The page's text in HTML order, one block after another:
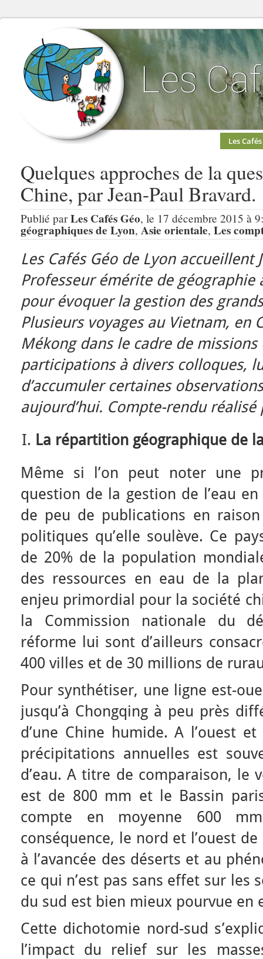
Les Cafés
Quelques approches de la
Chine, par Jean-Paul Bravard.
Publié parLes Cafés Géo, le 17 décembre 2015 à
géographiques de Lyon, Asie orientale, Les
Les Cafés Géo de Lyon accueillent
Professeur émérite de géographie
pour évoquer la gestion des
Plusieurs voyages au Vietnam, en
Mékong dans le cadre de missions
participations à divers colloques,
d’accumuler certaines
aujourd’hui. Compte-rendu
La répartition géographique de
Même si l’on peut noter une
question de la gestion de l’eau
de peu de publications en
politiques qu’elle soulève. Ce
de 20% de la population
des ressources en eau de la
enjeu primordial pour la société
la Commission nationale du
réforme lui sont d’ailleurs
400 villes et de 30 millions de
Pour synthétiser, une ligne est-
jusqu’à Chongqing à peu près
d’une Chine humide. A l’ouest
précipitations annuelles est
d’eau. A titre de comparaison, le
est de 800 mm et le Bassin
compte en moyenne 600
conséquence, le nord et l’ouest
à l’avancée des déserts et au
ce qui n’est pas sans effet sur les
du sud est bien mieux pourvue en
Cette dichotomie nord-sud
l’impact du relief sur les